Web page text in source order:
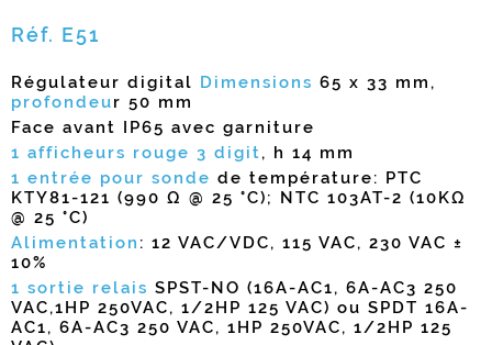
Réf. E51
Régulateur digital Dimensions 65 x 33 mm,
profondeur 50 mm
Face avant IP65 avec garniture
1 afficheurs rouge 3 digit, h 14 mm
1 entrée pour sonde de température: PTC
KTY81-121 (990 Ω @ 25 °C); NTC 103AT-2 (10KΩ
@ 25 °C)
Alimentation : 12 VAC/VDC, 115 VAC, 230 VAC ±
10%
1 sortie relais SPST-NO (16A-AC1, 6A-AC3 250
VAC,1HP 250VAC, 1/2HP 125 VAC) ou SPDT 16A-
AC1, 6A-AC3 250 VAC, 1HP 250VAC, 1/2HP 125